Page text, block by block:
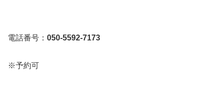
電話番号： 050-5592-7173
※予約可